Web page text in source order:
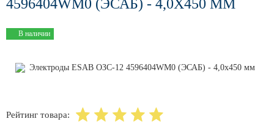
4596404WM0 (ЭСАБ) - 4,0Х450 ММ
В наличии
Рейтинг товара: